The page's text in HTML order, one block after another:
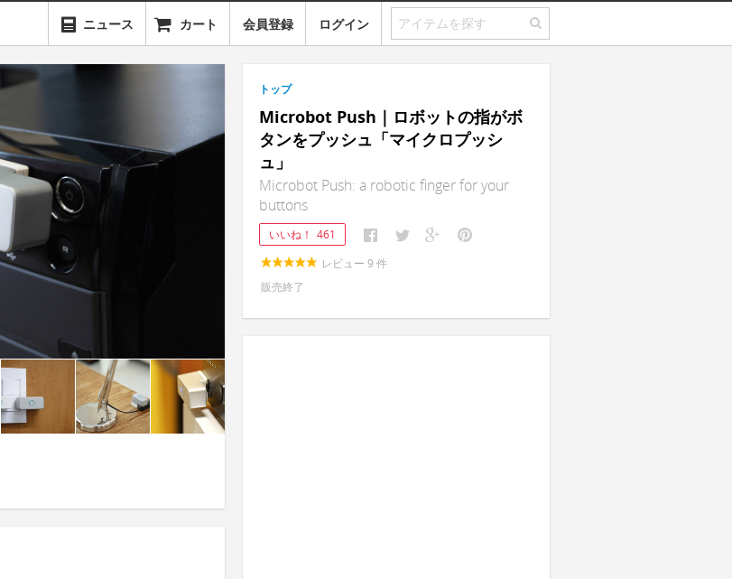
ニュース カート 会員登録 ログイン
トップ
Microbot Push｜ロボットの指がボ
タンをプッシュ「マイクロプッシ
ュ」
Microbot Push: a robotic finger for your
buttons
いいね！ 461
レビュー 9 件
販売終了